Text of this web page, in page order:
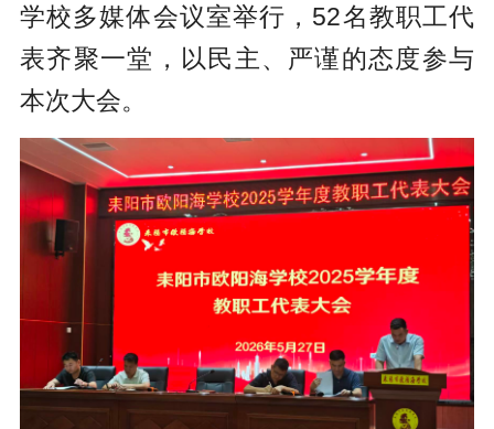
学校多媒体会议室举行，52名教职工代
表齐聚一堂，以民主、严谨的态度参与
本次大会。